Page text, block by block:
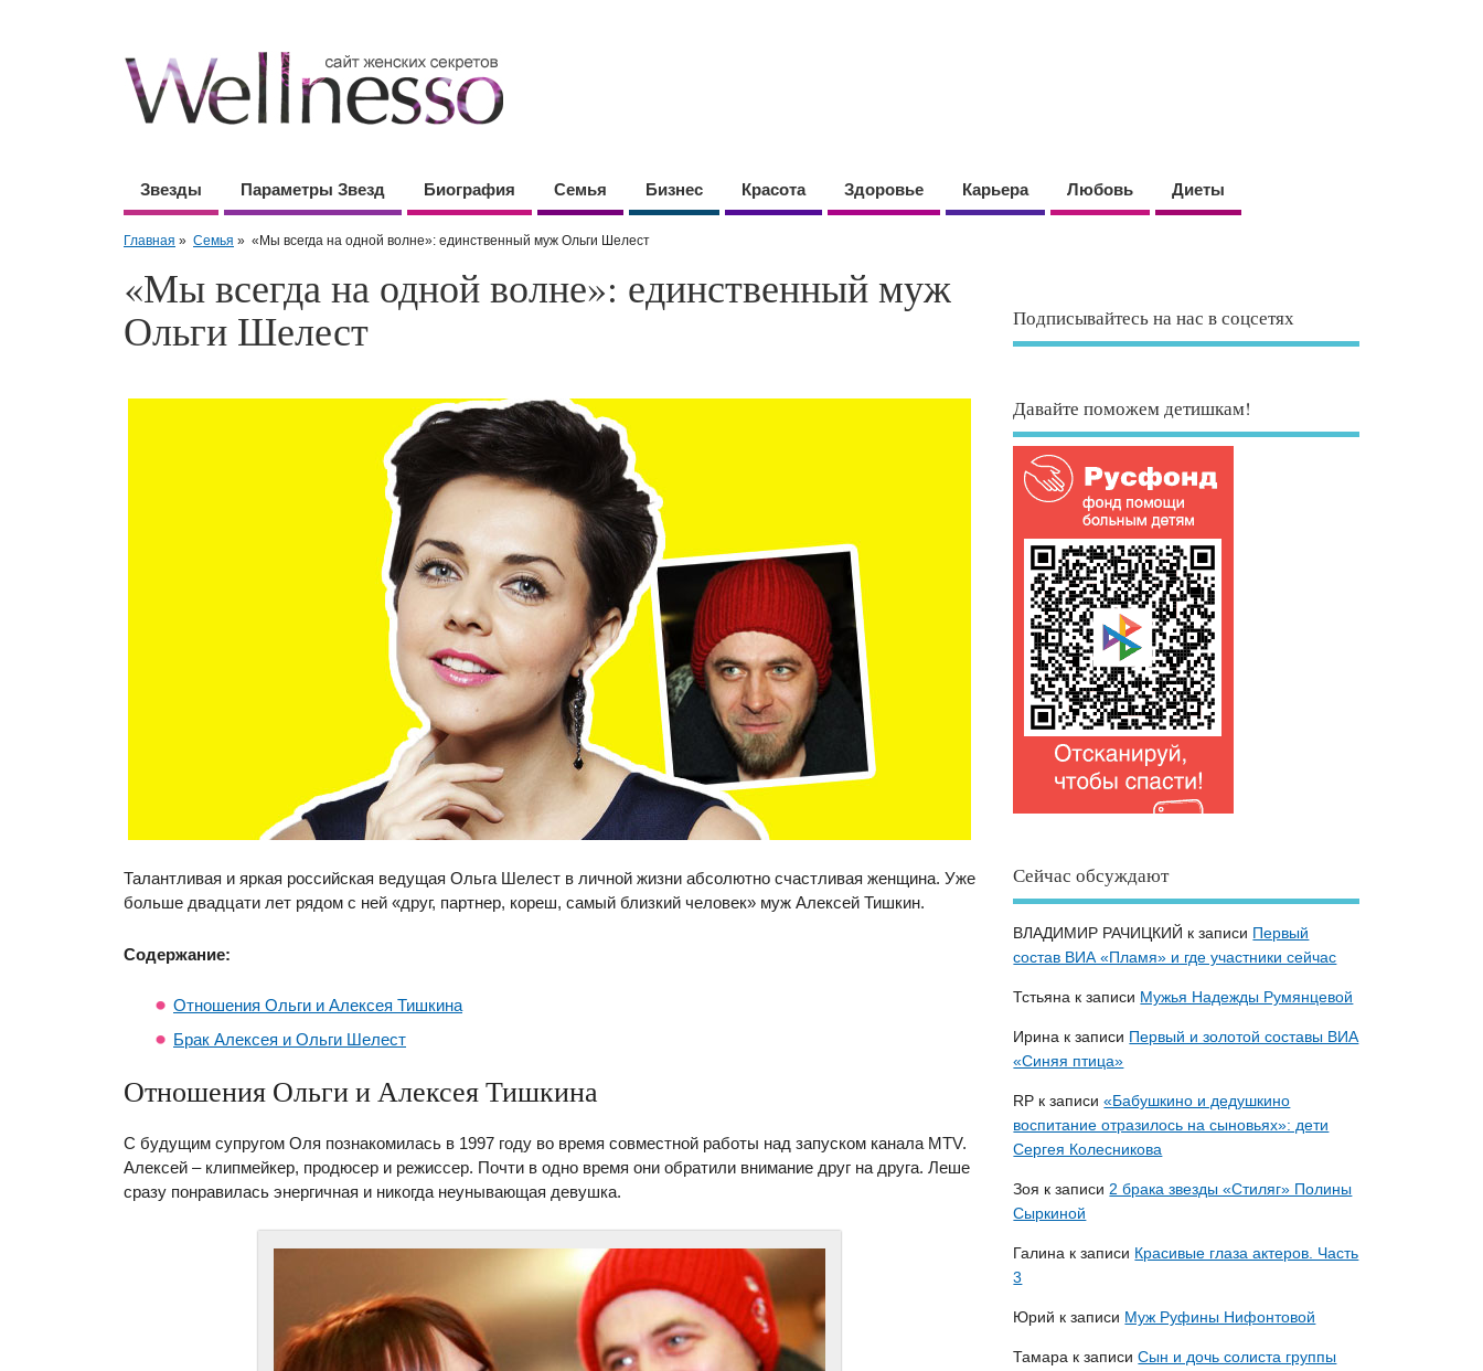
Звезды Параметры Звезд Биография Семья Бизнес Красота Здоровье Карьера Любовь Диеты
Главная » Семья » «Мы всегда на одной волне»: единственный муж Ольги Шелест
«Мы всегда на одной волне»: единственный муж
Ольги Шелест
Талантливая и яркая российская ведущая Ольга Шелест в личной жизни абсолютно счастливая женщина. Уже
больше двадцати лет рядом с ней «друг, партнер, кореш, самый близкий человек» муж Алексей Тишкин.
Содержание:
Отношения Ольги и Алексея Тишкина
Брак Алексея и Ольги Шелест
Отношения Ольги и Алексея Тишкина
С будущим супругом Оля познакомилась в 1997 году во время совместной работы над запуском канала MTV.
Алексей – клипмейкер, продюсер и режиссер. Почти в одно время они обратили внимание друг на друга. Леше
сразу понравилась энергичная и никогда неунывающая девушка.
Подписывайтесь на нас в соцсетях
Давайте поможем детишкам!
Сейчас обсуждают
ВЛАДИМИР РАЧИЦКИЙ к записи Первый
состав ВИА «Пламя» и где участники сейчас
Тстьяна к записи Мужья Надежды Румянцевой
Ирина к записи Первый и золотой составы ВИА
«Синяя птица»
RP к записи«Бабушкино и дедушкино
воспитание отразилось на сыновьях»: дети
Сергея Колесникова
Зоя к записи 2 брака звезды «Стиляг» Полины
Сыркиной
Галина к записи Красивые глаза актеров. Часть
3
Юрий к записи Муж Руфины Нифонтовой
Тамара к записиСын и дочь солиста группы